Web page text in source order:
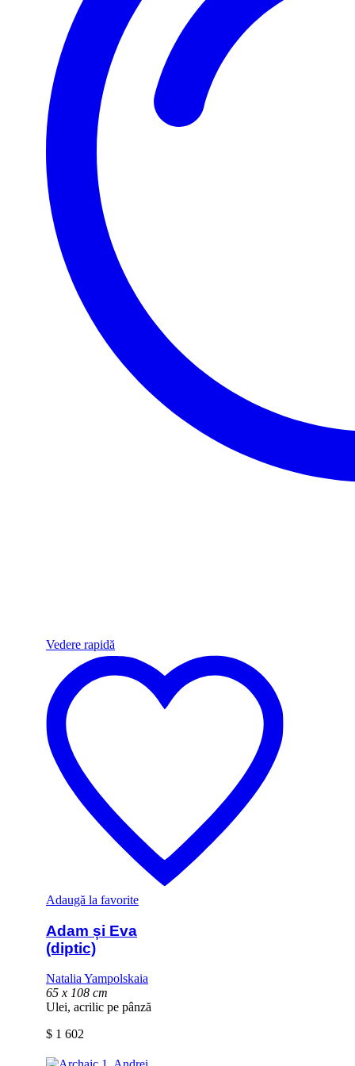
Vedere rapidă
Adaugă la favorite
Adam și Eva
(diptic)
Natalia Yampolskaia
65 x 108 cm
Ulei, acrilic pe pânză
$ 1 602